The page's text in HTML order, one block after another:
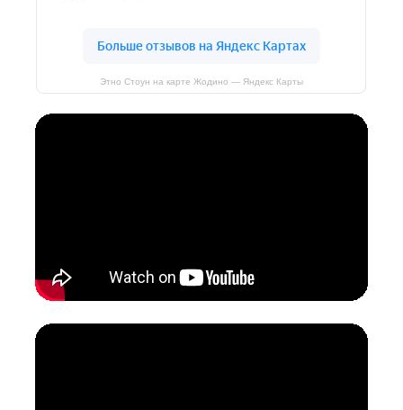
Этно Стоун на карте Жодино — Яндекс Карты